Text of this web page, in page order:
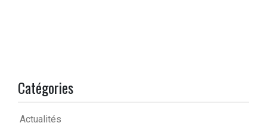
Catégories
Actualités